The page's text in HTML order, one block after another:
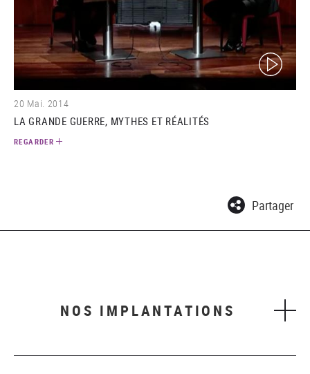
(video)
20 Mai. 2014
LA GRANDE GUERRE, MYTHES ET RÉALITÉS
REGARDER
Partager
NOS IMPLANTATIONS